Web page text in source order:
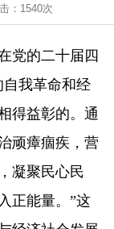
： 1540次
党的二十届四
自我革命和经
得益彰的。通
顽瘴痼疾，营
凝聚民心民
正能量。”这